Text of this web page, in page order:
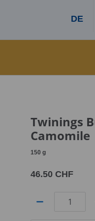
DE
Twinings
Camomile
150 g
46.50 CHF